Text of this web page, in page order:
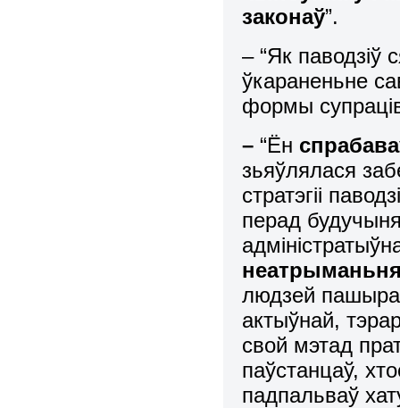
законаў”.
– “Як паводзіў
ўкараненьне
формы
–“Ён
зьяўлялася
стратэгіі
перад
людзей
актыўнай,
свой мэтад
паўстанцаў,
падпальваў